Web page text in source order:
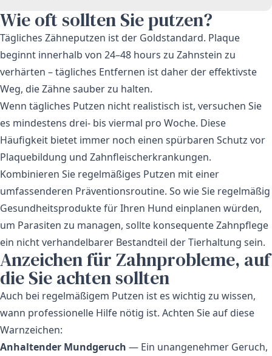
Wie oft sollten Sie putzen?
Tägliches Zähneputzen ist der Goldstandard. Plaque
beginnt innerhalb von 24–48 hours zu Zahnstein zu
verhärten – tägliches Entfernen ist daher der effektivste
Weg, die Zähne sauber zu halten.
Wenn tägliches Putzen nicht realistisch ist, versuchen Sie
es mindestens drei- bis viermal pro Woche. Diese
Häufigkeit bietet immer noch einen spürbaren Schutz vor
Plaquebildung und Zahnfleischerkrankungen.
Kombinieren Sie regelmäßiges Putzen mit einer
umfassenderen Präventionsroutine. So wie Sie regelmäßig
Gesundheitsprodukte für Ihren Hund einplanen würden,
um Parasiten zu managen, sollte konsequente Zahnpflege
ein nicht verhandelbarer Bestandteil der Tierhaltung sein.
Anzeichen für Zahnprobleme, auf
die Sie achten sollten
Auch bei regelmäßigem Putzen ist es wichtig zu wissen,
wann professionelle Hilfe nötig ist. Achten Sie auf diese
Warnzeichen:
Anhaltender Mundgeruch — Ein unangenehmer Geruch,